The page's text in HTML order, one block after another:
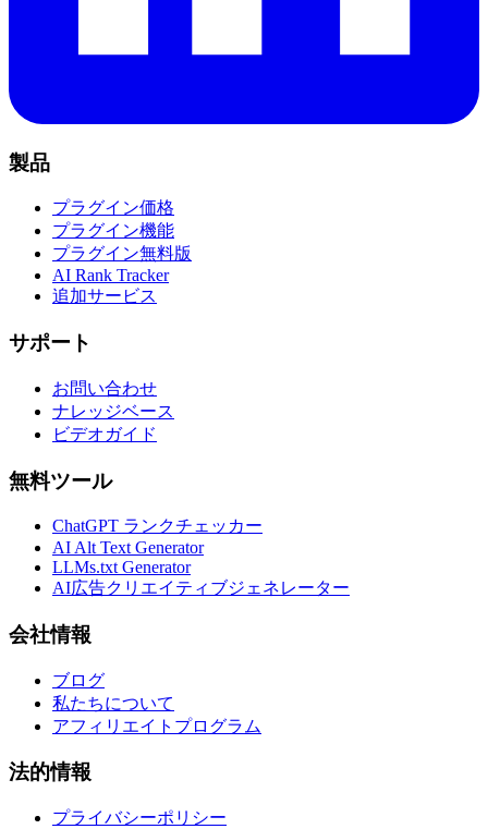
製品
プラグイン価格
プラグイン機能
プラグイン無料版
AI Rank Tracker
追加サービス
サポート
お問い合わせ
ナレッジベース
ビデオガイド
無料ツール
ChatGPT ランクチェッカー
AI Alt Text Generator
LLMs.txt Generator
AI広告クリエイティブジェネレーター
会社情報
ブログ
私たちについて
アフィリエイトプログラム
法的情報
プライバシーポリシー